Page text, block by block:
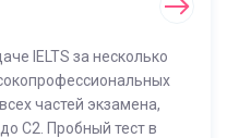
IELTS за несколько
частей экзамена,
C2. Пробный тест в